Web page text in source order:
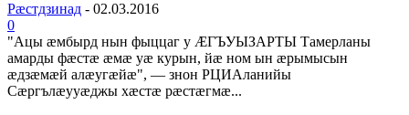
Рæстдзинад - 02.03.2016
0
"Ацы æмбырд нын фыццаг у ÆГЪУЫЗАРТЫ Тамерланы
амарды фæстæ æмæ уæ курын, йæ ном ын æрымысын
æдзæмæй алæугæйæ", — знон РЦИАланийы
Сæргълæууæджы хæстæ рæстæгмæ...